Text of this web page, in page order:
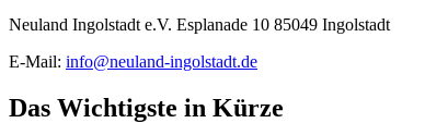
Neuland Ingolstadt e.V. Esplanade 10 85049 Ingolstadt
E-Mail: info@neuland-ingolstadt.de
Das Wichtigste in Kürze